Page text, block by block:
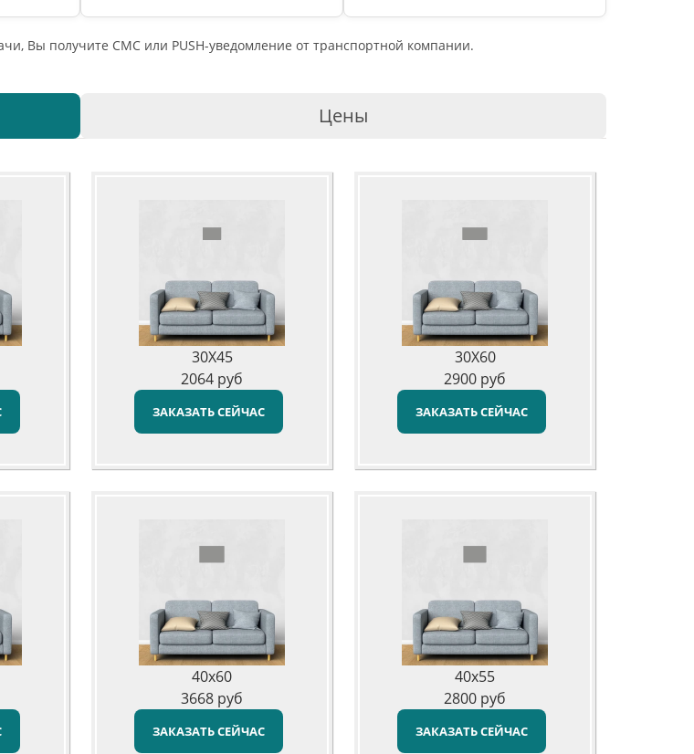
Вы получите СМС или PUSH-уведомление от транспортной компании.
Цены
30X45
2064 руб
ЗАКАЗАТЬ СЕЙЧАС
30X60
2900 руб
ЗАКАЗАТЬ СЕЙЧАС
40x60
3668 руб
ЗАКАЗАТЬ СЕЙЧАС
40x55
2800 руб
ЗАКАЗАТЬ СЕЙЧАС